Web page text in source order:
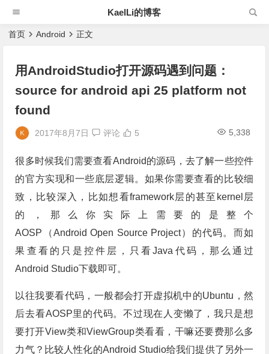
KaelLi的博客
首页 Android 正文
用AndroidStudio打开源码遇到问题：
source for android api 25 platform not
found
2017年8月7日 评论 5,338
5
很多时候我们需要查看Android的源码，去了解一些控件
的官方实现和一些底层逻辑。如果你需要查看的比较细
致，比较深入，比如想看framework层的甚至kernel层
的，那么你实际上需要的是整个
AOSP（Android Open Source Project）的代码。而如
果查看的只是控件层，只看Java代码，那么通过
Android Studio下载即可。
以往我要看代码，一般都会打开虚拟机中的Ubuntu，然
后去看AOSP里的代码。不过现在人变懒了，我只是想
要打开View类和ViewGroup类看看，干嘛还要费那么多
力气？比较人性化的Android Studio给我们提供了另外一